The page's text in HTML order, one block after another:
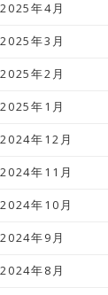
2025年4月
2025年3月
2025年2月
2025年1月
2024年12月
2024年11月
2024年10月
2024年9月
2024年8月